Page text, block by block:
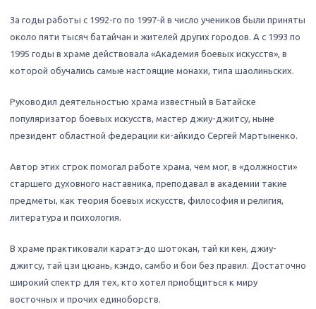
За годы работы с 1992-го по 1997-й в число учеников были приняты
около пяти тысяч батайчан и жителей других городов. А с 1993 по
1995 годы в храме действовала «Академия боевых искусств», в
которой обучались самые настоящие монахи, типа шаолиньских.
Руководил деятельностью храма известный в Батайске
популяризатор боевых искусств, мастер джиу-джитсу, ныне
президент областной федерации ки-айкидо Сергей Мартыненко.
Автор этих строк помогал работе храма, чем мог, в «должности»
старшего духовного наставника, преподавал в академии такие
предметы, как теория боевых искусств, философия и религия,
литература и психология.
В храме практиковали каратэ-до шотокан, тай ки кен, джиу-
джитсу, тай цзи цюань, кэндо, самбо и бои без правил. Достаточно
широкий спектр для тех, кто хотел приобщиться к миру
восточных и прочих единоборств.